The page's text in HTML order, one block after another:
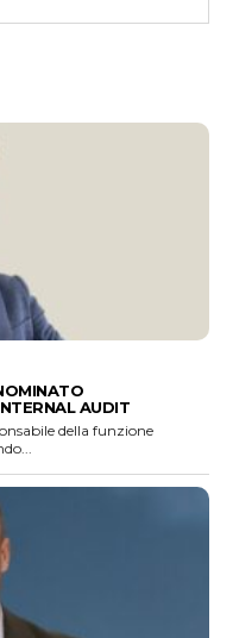
AUDIT
della funzione